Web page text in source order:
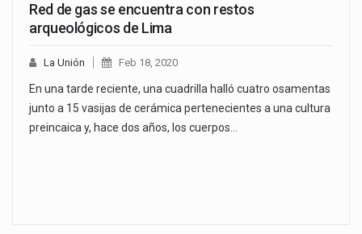
Red de gas se encuentra con restos
arqueológicos de Lima
La Unión Feb 18, 2020
En una tarde reciente, una cuadrilla halló cuatro osamentas
junto a 15 vasijas de cerámica pertenecientes a una cultura
preincaica y, hace dos años, los cuerpos…